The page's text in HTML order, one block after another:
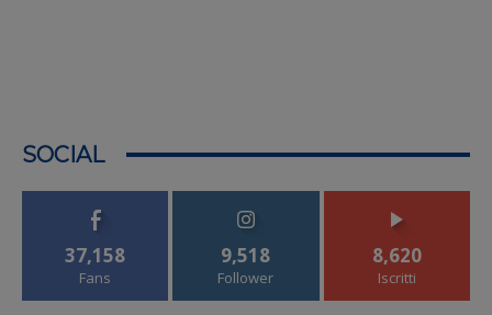
SOCIAL
37,158
Fans
9,518
Follower
8,620
Iscritti